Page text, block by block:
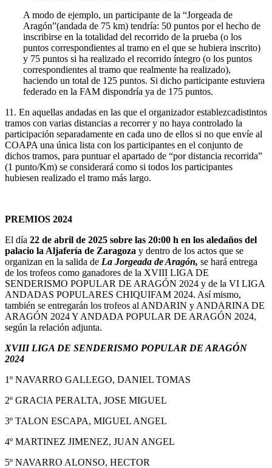
A modo de ejemplo, un participante de la “Jorgeada de
Aragón”(andada de 75 km) tendría: 50 puntos por el hecho de
inscribirse en la totalidad del recorrido de la prueba (o los
puntos correspondientes al tramo en el que se hubiera inscrito)
y 75 puntos si ha realizado el recorrido íntegro (o los puntos
correspondientes al tramo que realmente ha realizado),
haciendo un total de 125 puntos. Si dicho participante estuviera
federado en la FAM dispondría ya de 175 puntos.
11. En aquellas andadas en las que el organizador establezcadistintos
tramos con varias distancias a recorrer y no haya controlado la
participación separadamente en cada uno de ellos si no que envíe al
COAPA una única lista con los participantes en el conjunto de
dichos tramos, para puntuar el apartado de “por distancia recorrida”
(1 punto/Km) se considerará como si todos los participantes
hubiesen realizado el tramo más largo.
PREMIOS 2024
El día 22 de abril de 2025 sobre las 20:00 h en los aledaños del
palacio la Aljafería de Zaragoza y dentro de los actos que se
organizan en la salida de La Jorgeada de Aragón, se hará entrega
de los trofeos como ganadores de la XVIII LIGA DE
SENDERISMO POPULAR DE ARAGÓN 2024 y de la VI LIGA
ANDADAS POPULARES CHIQUIFAM 2024. Así mismo,
también se entregarán los trofeos al ANDARIN y ANDARINA DE
ARAGÓN 2024 Y ANDADA POPULAR DE ARAGÓN 2024,
según la relación adjunta.
XVIII LIGA DE SENDERISMO POPULAR DE ARAGÓN
2024
1º NAVARRO GALLEGO, DANIEL TOMAS
2º GRACIA PERALTA, JOSE MIGUEL
3º TALON ESCAPA, MIGUEL ANGEL
4º MARTINEZ JIMENEZ, JUAN ANGEL
5º NAVARRO ALONSO, HECTOR